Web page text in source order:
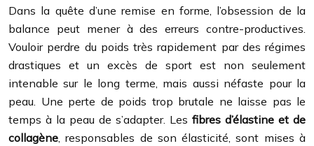
Dans la quête d’une remise en forme, l’obsession de la
balance peut mener à des erreurs contre-productives.
Vouloir perdre du poids très rapidement par des régimes
drastiques et un excès de sport est non seulement
intenable sur le long terme, mais aussi néfaste pour la
peau. Une perte de poids trop brutale ne laisse pas le
temps à la peau de s’adapter. Les fibres d’élastine et de
collagène, responsables de son élasticité, sont mises à